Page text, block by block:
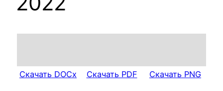
Скачать DOCx Скачать PDF Скачать PNG